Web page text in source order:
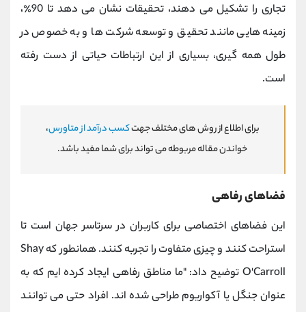
تجاری را تشکیل می دهند، تحقیقات نشان می دهد تا 90٪،
زمینه هایی مانند تحقیق و توسعه شرکت ها و به خصوص در
طول همه گیری، بسیاری از این ارتباطات حیاتی از دست رفته
است.
برای اطلاع از روش های مختلف جهتکسب درآمد از متاورس،
خواندن مقاله مربوطه می تواند برای شما مفید باشد.
فضاهای رفاهی
این فضاهای اختصاصی برای کاربران در سرتاسر جهان است تا
استراحت کنند و چیزی متفاوت را تجربه کنند. همانطور که Shay
O'Carroll توضیح داد: "ما مناطق رفاهی ایجاد کرده ایم که به
عنوان جنگل یا آکواریوم طراحی شده اند. افراد حتی می توانند